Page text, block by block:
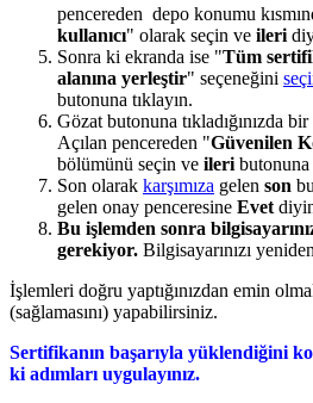
pencereden depo konumu
kullanıcı" olarak seçin ve ileri
Sonra ki ekranda ise "Tüm
alanına yerleştir" seçeneğini
butonuna tıklayın.
Gözat butonuna tıkladığınızda
Açılan pencereden "Güvenilen
bölümünü seçin ve ileributonuna
Son olarak karşımıza gelen son
gelen onay penceresine Evet
Bu işlemden sonra
gerekiyor. Bilgisayarınızı
İşlemleri doğru yaptığınızdan emin
(sağlamasını) yapabilirsiniz.
Sertifikanın başarıyla yüklendiğini
ki adımları uygulayınız.